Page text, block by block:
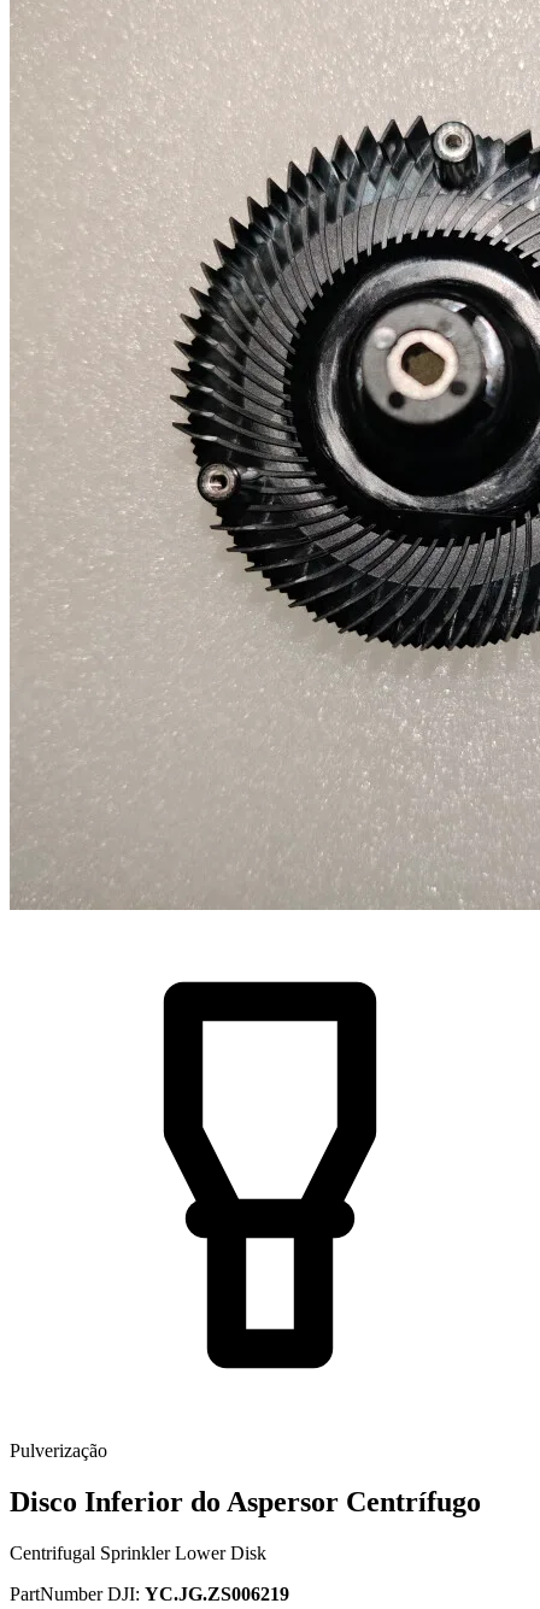
Pulverização
Disco Inferior do Aspersor Centrífugo
Centrifugal Sprinkler Lower Disk
PartNumber DJI: YC.JG.ZS006219